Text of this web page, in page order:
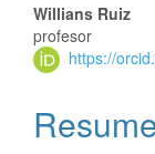
Willians Ruiz
profesor
https://